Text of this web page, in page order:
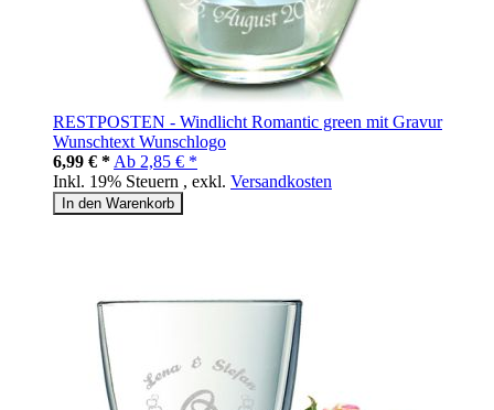
RESTPOSTEN - Windlicht Romantic green mit Gravur
Wunschtext Wunschlogo
6,99 € * Ab 2,85 € *
Inkl. 19% Steuern , exkl. Versandkosten
In den Warenkorb